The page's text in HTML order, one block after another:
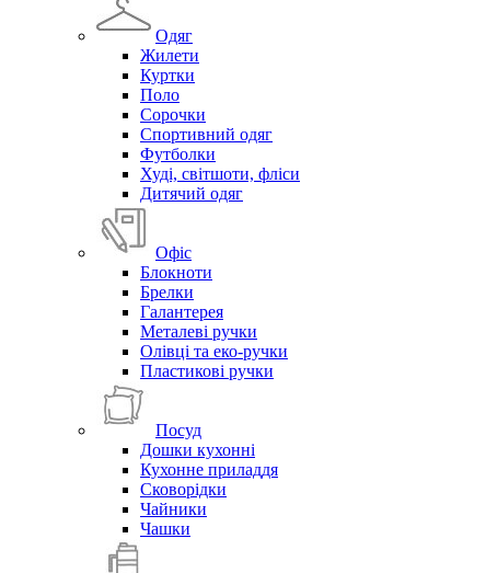
Одяг
Жилети
Куртки
Поло
Сорочки
Спортивний одяг
Футболки
Худі, світшоти, фліси
Дитячий одяг
Офіс
Блокноти
Брелки
Галантерея
Металеві ручки
Олівці та еко-ручки
Пластикові ручки
Посуд
Дошки кухонні
Кухонне приладдя
Сковорідки
Чайники
Чашки